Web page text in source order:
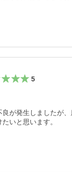
5
良が発生しましたが
たいと思います。